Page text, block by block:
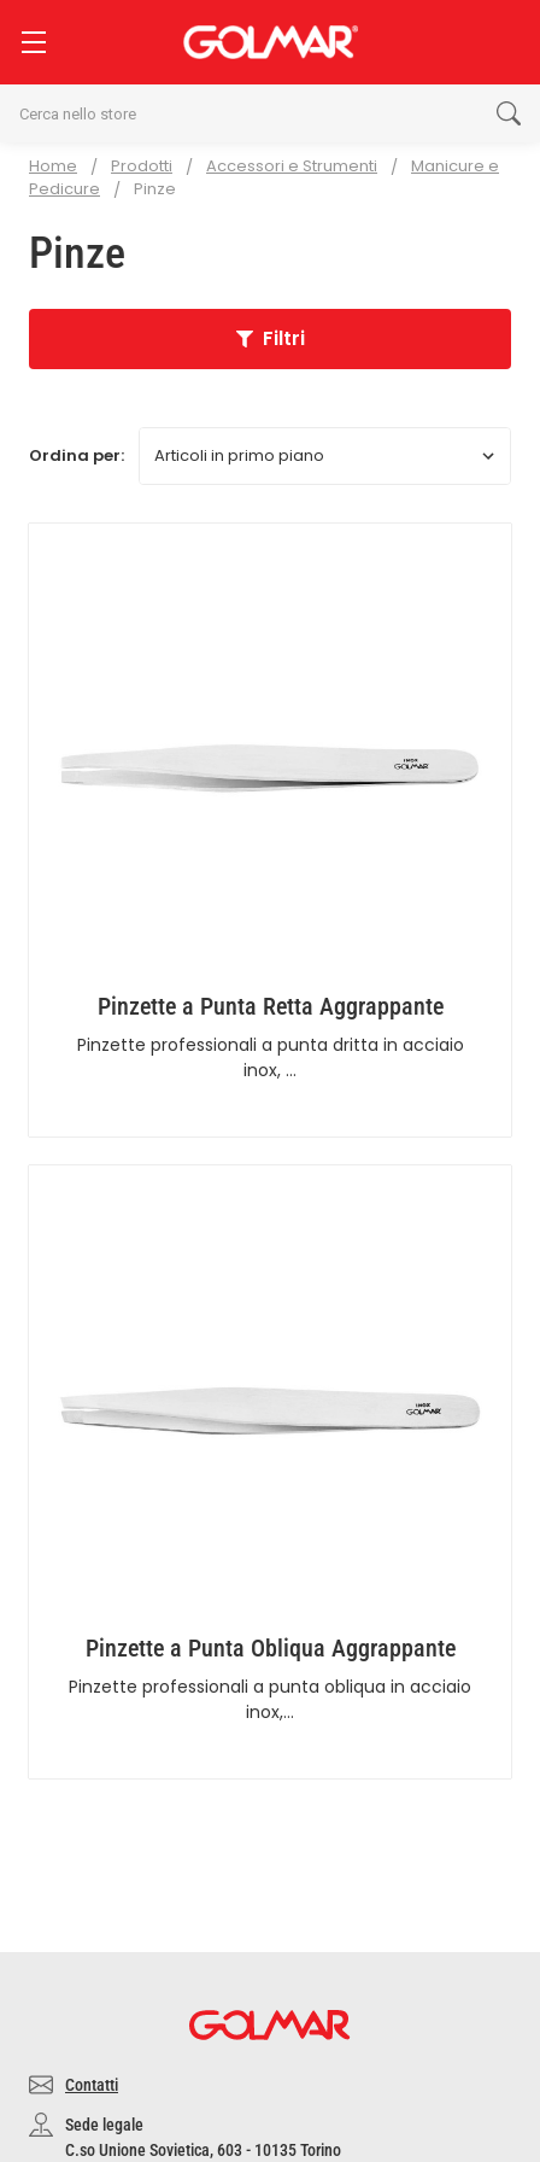
Home Prodotti Accessori e Strumenti
Manicure e
Pedicure
Pinze
Pinze
Filtri
Ordina per:
Pinzette a Punta Retta Aggrappante
Pinzette professionali a punta dritta in acciaio
inox, …
Pinzette a Punta Obliqua Aggrappante
Pinzette professionali a punta obliqua in acciaio
inox,…
Contatti
Sede legale
C.so Unione Sovietica, 603 - 10135 Torino